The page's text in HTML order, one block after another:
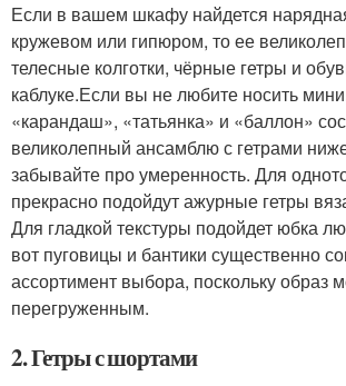
Если в вашем шкафу найдется
кружевом или гипюром, то ее
телесные колготки, чёрные гетры и
каблуке.Если вы не любите носить
«карандаш», «татьянка» и «баллон»
великолепный ансамблю с гетрами
забывайте про умеренность. Для
прекрасно подойдут ажурные гетры
Для гладкой текстуры подойдет юбка
вот пуговицы и бантики существенно
ассортимент выбора, поскольку образ
перегруженным.
2. Гетры с шортами